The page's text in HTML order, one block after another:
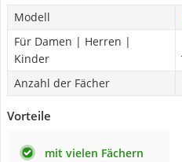
Modell
Für Damen | Herren |
Kinder
Anzahl der Fächer
Vorteile
mit vielen Fächern